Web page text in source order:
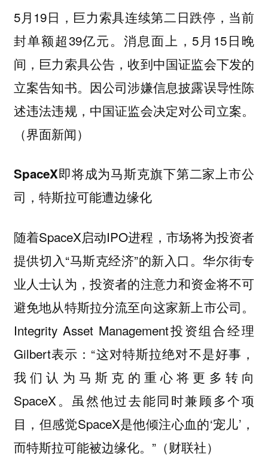
5月19日，巨力索具连续第二日跌停，当前
封单额超39亿元。消息面上，5月15日晚
间，巨力索具公告，收到中国证监会下发的
立案告知书。因公司涉嫌信息披露误导性陈
述违法违规，中国证监会决定对公司立案。
（界面新闻）
SpaceX即将成为马斯克旗下第二家上市公
司，特斯拉可能遭边缘化
随着SpaceX启动IPO进程，市场将为投资者
提供切入“马斯克经济”的新入口。华尔街专
业人士认为，投资者的注意力和资金将不可
避免地从特斯拉分流至向这家新上市公司。
Integrity Asset Management投资组合经理
Gilbert表示：“这对特斯拉绝对不是好事，
我们认为马斯克的重心将更多转向
SpaceX。虽然他过去能同时兼顾多个项
目，但感觉SpaceX是他倾注心血的‘宠儿’，
而特斯拉可能被边缘化。”（财联社）